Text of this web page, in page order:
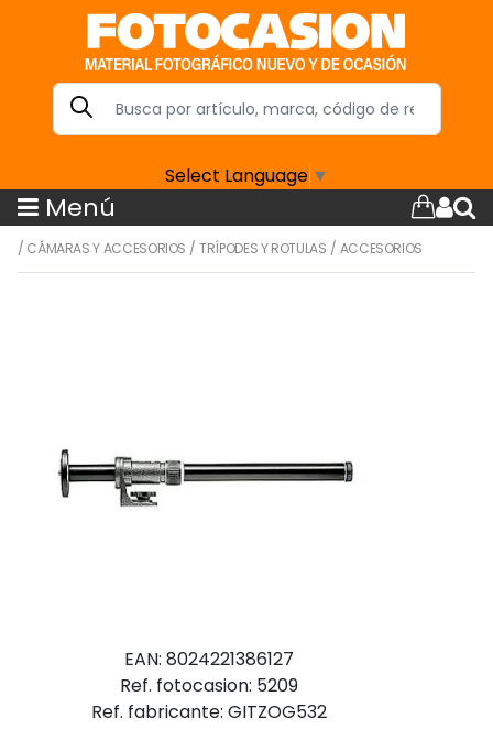
Select Language ▼
Menú
/ CÁMARAS Y ACCESORIOS /TRÍPODES Y ROTULAS / ACCESORIOS
EAN: 8024221386127
Ref. fotocasion: 5209
Ref. fabricante: GITZOG532